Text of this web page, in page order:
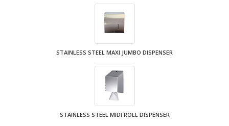
STAINLESS STEEL MAXI JUMBO DISPENSER
STAINLESS STEEL MIDI ROLL DISPENSER